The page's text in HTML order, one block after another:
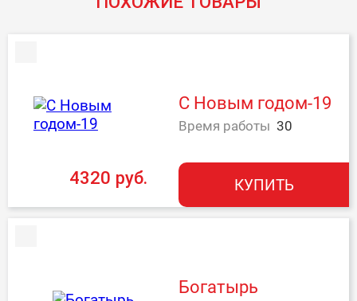
С Новым годом-19
Время работы 30
4320 руб. КУПИТЬ
Богатырь